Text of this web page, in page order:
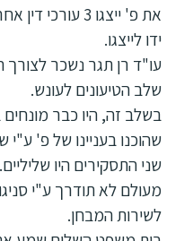
את פ' ייצגו 3
ידו לייצגו.
עו"ד רן תגר נשכר לצורך
שלב הטיעונים לעונש.
בשלב זה, היו כבר
שהוכנו בעניינו של פ' ע"י
שני התסקירים היו
מעולם לא תודרך ע"י
לשירות המבחן.